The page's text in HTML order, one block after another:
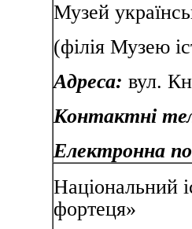
Музей
(філія Музею
Адреса: вул.
Контактні
Електронна
Національний
фортеця»